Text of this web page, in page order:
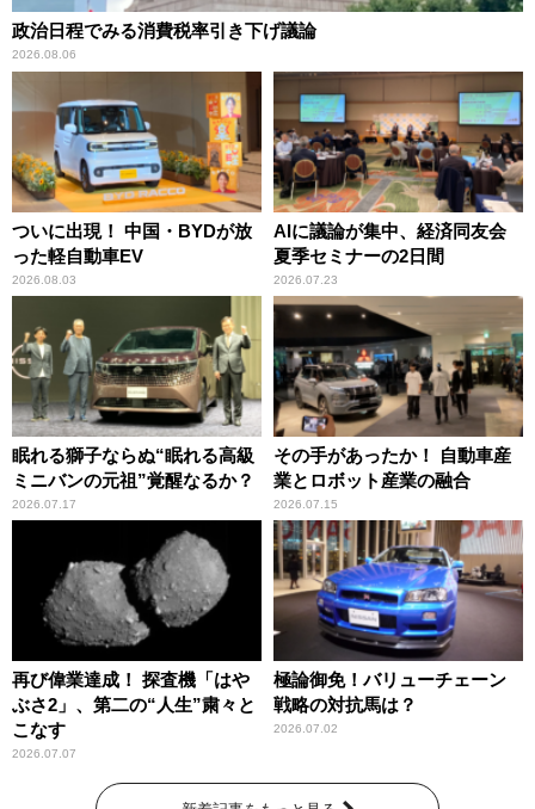
政治日程でみる消費税率引き下げ議論
2026.08.06
ついに出現！ 中国・BYDが放
った軽自動車EV
2026.08.03
AIに議論が集中、経済同友会
夏季セミナーの2日間
2026.07.23
眠れる獅子ならぬ“眠れる高級
ミニバンの元祖”覚醒なるか？
2026.07.17
その手があったか！ 自動車産
業とロボット産業の融合
2026.07.15
再び偉業達成！ 探査機「はや
ぶさ2」、第二の“人生”粛々と
こなす
2026.07.07
極論御免！バリューチェーン
戦略の対抗馬は？
2026.07.02